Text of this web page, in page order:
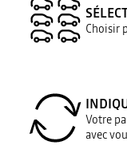
Choisir
Votre
avec